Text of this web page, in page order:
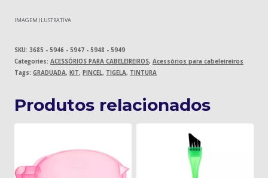
IMAGEM ILUSTRATIVA
SKU: 3685 - 5946 - 5947 - 5948 - 5949
Categories: ACESSÓRIOS PARA CABELEIREIROS, Acessórios para cabeleireiros
Tags: GRADUADA, KIT, PINCEL, TIGELA, TINTURA
Produtos relacionados